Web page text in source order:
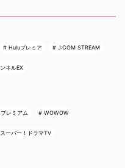
Huluプレミア J:COM STREAM
ネルEX
レミアム WOWOW
スーパー！ドラマTV